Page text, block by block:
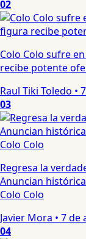
02
Colo Colo sufre
recibe potente
Raul Tiki Toledo •
03
Regresa la
Anuncian
Colo Colo
Javier Mora • 7 de
04